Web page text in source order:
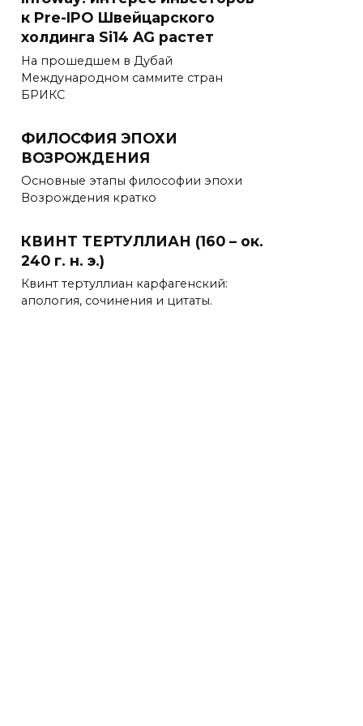
к Pre-IPO Швейцарского
холдинга Si14 AG растет
На прошедшем в Дубай
Международном саммите стран
БРИКС
ФИЛОСФИЯ ЭПОХИ
ВОЗРОЖДЕНИЯ
Основные этапы философии эпохи
Возрождения кратко
КВИНТ ТЕРТУЛЛИАН (160 – ок.
240 г. н. э.)
Квинт тертуллиан карфагенский:
апология, сочинения и цитаты.